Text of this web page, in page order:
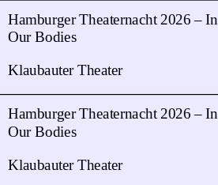
Klaubauter Theater
Hamburger Theaternacht 2026 – In
Our Bodies
Klaubauter Theater
Hamburger Theaternacht 2026 – In
Our Bodies